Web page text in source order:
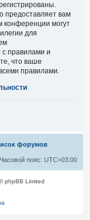
предоставляет вам
конференции могут
для
с правилами и
что ваше
правилами.
форумов
Часовой пояс: UTC+03:00
phpBB Limited